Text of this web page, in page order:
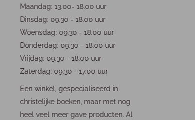
Maandag: 13.00- 18.00 uur
Dinsdag: 09.30 - 18.00 uur
Woensdag: 09.30 - 18.00 uur
Donderdag: 09.30 - 18.00 uur
Vrijdag: 09.30 - 18.00 uur
Zaterdag: 09.30 - 17.00 uur
Een winkel, gespecialiseerd in
christelijke boeken, maar met nog
heel veel meer gave producten. Al